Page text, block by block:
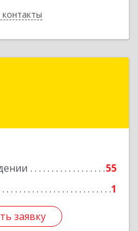
55
1
заявку
край, Георгиевск г,
заявку